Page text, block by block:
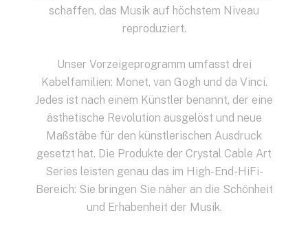
schaffen, das Musik auf höchstem Niveau
reproduziert.
Unser Vorzeigeprogramm umfasst drei
Kabelfamilien: Monet, van Gogh und da Vinci.
Jedes ist nach einem Künstler benannt, der eine
ästhetische Revolution ausgelöst und neue
Maßstäbe für den künstlerischen Ausdruck
gesetzt hat. Die Produkte der Crystal Cable Art
Series leisten genau das im High-End-HiFi-
Bereich: Sie bringen Sie näher an die Schönheit
und Erhabenheit der Musik.